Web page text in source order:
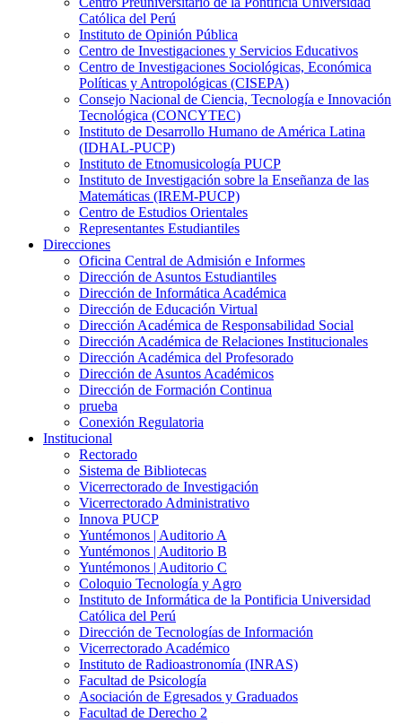
Católica del Perú
Instituto de Opinión Pública
Centro de Investigaciones y Servicios Educativos
Centro de Investigaciones Sociológicas, Económica
Políticas y Antropológicas (CISEPA)
Consejo Nacional de Ciencia, Tecnología e Innovación
Tecnológica (CONCYTEC)
Instituto de Desarrollo Humano de América Latina
(IDHAL-PUCP)
Instituto de Etnomusicología PUCP
Instituto de Investigación sobre la Enseñanza de las
Matemáticas (IREM-PUCP)
Centro de Estudios Orientales
Representantes Estudiantiles
Direcciones
Oficina Central de Admisión e Informes
Dirección de Asuntos Estudiantiles
Dirección de Informática Académica
Dirección de Educación Virtual
Dirección Académica de Responsabilidad Social
Dirección Académica de Relaciones Institucionales
Dirección Académica del Profesorado
Dirección de Asuntos Académicos
Dirección de Formación Continua
prueba
Conexión Regulatoria
Institucional
Rectorado
Sistema de Bibliotecas
Vicerrectorado de Investigación
Vicerrectorado Administrativo
Innova PUCP
Yuntémonos | Auditorio A
Yuntémonos | Auditorio B
Yuntémonos | Auditorio C
Coloquio Tecnología y Agro
Instituto de Informática de la Pontificia Universidad
Católica del Perú
Dirección de Tecnologías de Información
Vicerrectorado Académico
Instituto de Radioastronomía (INRAS)
Facultad de Psicología
Asociación de Egresados y Graduados
Facultad de Derecho 2